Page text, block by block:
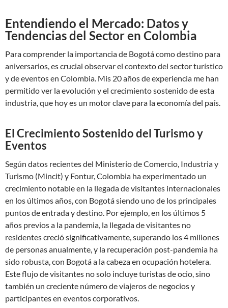
Entendiendo el Mercado: Datos y
Tendencias del Sector en Colombia
Para comprender la importancia de Bogotá como destino para
aniversarios, es crucial observar el contexto del sector turístico
y de eventos en Colombia. Mis 20 años de experiencia me han
permitido ver la evolución y el crecimiento sostenido de esta
industria, que hoy es un motor clave para la economía del país.
El Crecimiento Sostenido del Turismo y
Eventos
Según datos recientes del Ministerio de Comercio, Industria y
Turismo (Mincit) y Fontur, Colombia ha experimentado un
crecimiento notable en la llegada de visitantes internacionales
en los últimos años, con Bogotá siendo uno de los principales
puntos de entrada y destino. Por ejemplo, en los últimos 5
años previos a la pandemia, la llegada de visitantes no
residentes creció significativamente, superando los 4 millones
de personas anualmente, y la recuperación post-pandemia ha
sido robusta, con Bogotá a la cabeza en ocupación hotelera.
Este flujo de visitantes no solo incluye turistas de ocio, sino
también un creciente número de viajeros de negocios y
participantes en eventos corporativos.